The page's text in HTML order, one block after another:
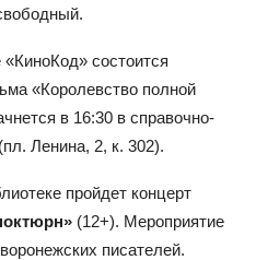
состоится
«Королевство полной
в 16:30 в справочно-
Ленина, 2, к. 302).
пройдет концерт
(12+). Мероприятие
писателей.